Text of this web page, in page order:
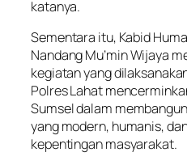
katanya.
Sementara itu, Kabid
Nandang Mu’min Wijaya
kegiatan yang
Polres Lahat
Sumsel dalam
yang modern, humanis,
kepentingan masyarakat.